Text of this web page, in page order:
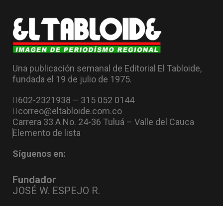
Una publicación semanal de Editorial El Tabloide,
fundada el 19 de julio de 1975.
602-2321938 – 315 052 0144
correo@eltabloide.com.co
Carrera 33 A No. 24-36 Tuluá – Valle del Cauca
Elemento de lista
Síguenos en:
Fundador
JOSÉ W. ESPEJO R.